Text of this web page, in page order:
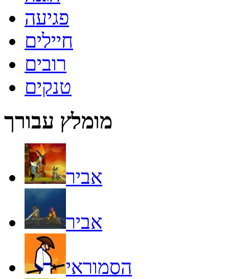
פגיעה
חיילים
רובים
טנקים
מומלץ עבורך
אביר
אביר
הסמוראי